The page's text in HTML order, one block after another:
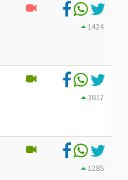
1424
3817
1285